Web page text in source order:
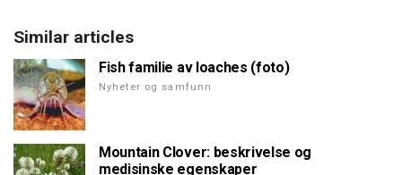
Similar articles
Fish familie av loaches (foto)
Nyheter og samfunn
Mountain Clover: beskrivelse og
medisinske egenskaper